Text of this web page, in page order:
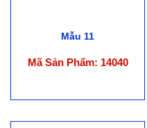
Mẫu 11
Mã Sản Phẩm: 14040